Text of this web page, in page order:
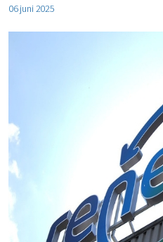
Contact
MyRenewi
06 juni 2025